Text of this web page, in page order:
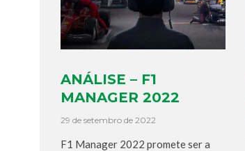
ANÁLISE – F1
MANAGER 2022
29 de setembro de 2022
F1 Manager 2022 promete ser a